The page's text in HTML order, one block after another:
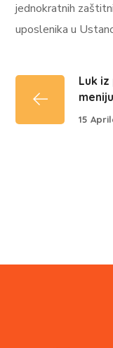
jednokratnih
uposlenika u
Luk
meniju
15